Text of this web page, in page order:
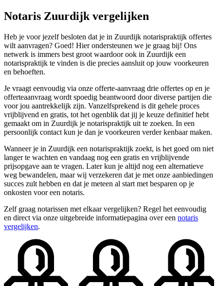
Notaris Zuurdijk vergelijken
Heb je voor jezelf besloten dat je in Zuurdijk notarispraktijk offertes
wilt aanvragen? Goed! Hier ondersteunen we je graag bij! Ons
netwerk is immers best groot waardoor ook in Zuurdijk een
notarispraktijk te vinden is die precies aansluit op jouw voorkeuren
en behoeften.
Je vraagt eenvoudig via onze offerte-aanvraag drie offertes op en je
offerteaanvraag wordt spoedig beantwoord door diverse partijen die
voor jou aantrekkelijk zijn. Vanzelfsprekend is dit gehele proces
vrijblijvend en gratis, tot het ogenblik dat jij je keuze definitief hebt
gemaakt om in Zuurdijk je notarispraktijk uit te zoeken. In een
persoonlijk contact kun je dan je voorkeuren verder kenbaar maken.
Wanneer je in Zuurdijk een notarispraktijk zoekt, is het goed om niet
langer te wachten en vandaag nog een gratis en vrijblijvende
prijsopgave aan te vragen. Later kun je altijd nog een alternatieve
weg bewandelen, maar wij verzekeren dat je met onze aanbiedingen
succes zult hebben en dat je meteen al start met besparen op je
onkosten voor een notaris.
Zelf graag notarissen met elkaar vergelijken? Regel het eenvoudig
en direct via onze uitgebreide informatiepagina over een notaris
vergelijken.